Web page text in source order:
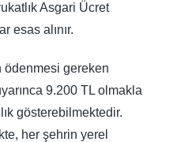
Asgari Ücret
esas alınır.
ödenmesi gereken
9.200 TL olmakla
gösterebilmektedir.
her şehrin yerel